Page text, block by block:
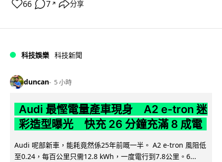
66 7 ↗ 分享
科技娛樂 科技新聞
duncan 5 小時
Audi 最慳電量產車現身 A2 e-tron 迷
彩造型曝光 快充 26 分鐘充滿 8 成電
Audi 呢部新車，能耗竟然係25年前嘅一半。 A2 e-tron 風阻低
至0.24，每百公里只需12.8 kWh，一度電行到7.8公里。6...